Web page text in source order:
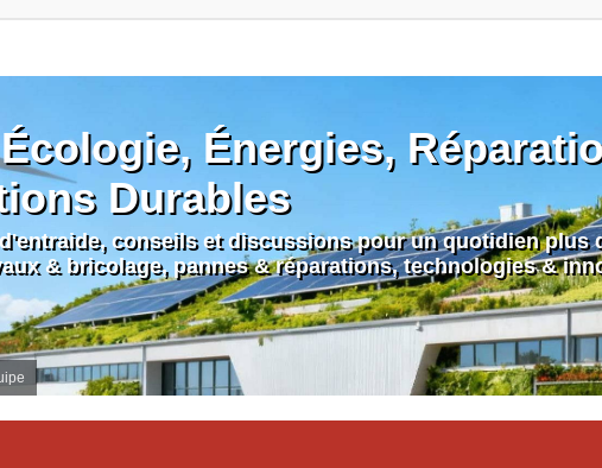
Énergies,
Durables
conseils et discussions pour un quotidien plus
& bricolage, pannes & réparations, technologies &